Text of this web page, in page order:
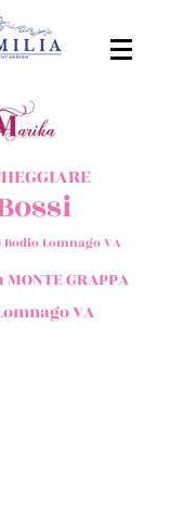
Bodio Lomnago VA
GRAPPA
VA